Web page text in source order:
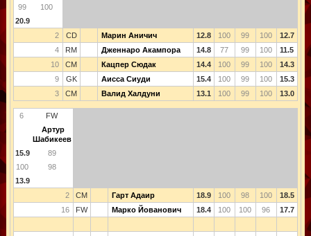
99
100
20.9
2
CD Марин Аничич 12.8 100 99 100
12.7
4
RM Дженнаро Акампора 14.8 77 99 100
11.5
10
CM Кацпер Сюдак 14.4 100 99 100
14.3
9
GK Аисса Сиуди 15.4 100 99 100
15.3
3
CM Валид Халдуни 13.1 100 99 100 13.0
6
FW
Артур
Шабикеев
15.9
89
100
98
13.9
2
CM Гарт Адаир 18.9 100 98 100
18.5
16
FW Марко Йованович 18.4 100 100 96 17.7